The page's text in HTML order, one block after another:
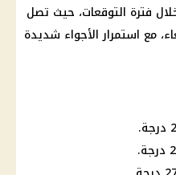
فترة التوقعات، حيث تصل
الأربعاء، مع استمرار الأجواء شديدة